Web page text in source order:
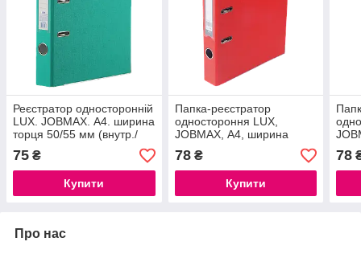
Реєстратор односторонній
LUX. JOBMAX. А4. ширина
торця 50/55 мм (внутр./
зовн.), бірюзовий
75 ₴
Купити
Папка-реєстратор
одностороння LUX,
JOBMAX, А4, ширина
торця 50 мм, червона
78₴
Купити
78
Про нас